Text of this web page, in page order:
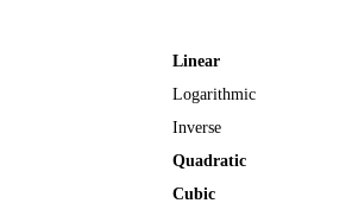
Linear
Logarithmic
Inverse
Quadratic
Cubic